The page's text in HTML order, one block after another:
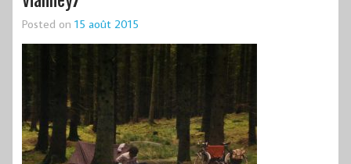
Posted on 15 août 2015